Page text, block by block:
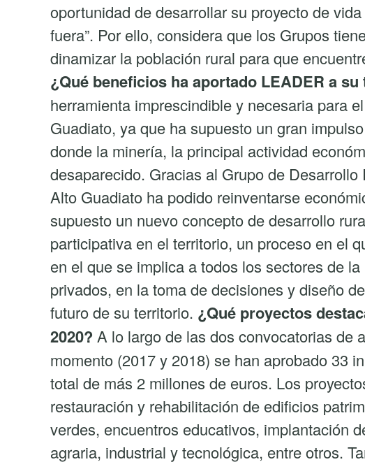
oportunidad de desarrollar su proyecto de
fuera”. Por ello, considera que los Grupos
dinamizar la población rural para que
¿Qué beneficios ha aportado LEADER a
herramienta imprescindible y necesaria para
Guadiato, ya que ha supuesto un gran
donde la minería, la principal actividad
desaparecido. Gracias al Grupo de
Alto Guadiato ha podido reinventarse
supuesto un nuevo concepto de desarrollo
participativa en el territorio, un proceso en el
en el que se implica a todos los sectores de
privados, en la toma de decisiones y diseño
futuro de su territorio. ¿Qué proyectos
2020? A lo largo de las dos convocatorias de
momento (2017 y 2018) se han aprobado 33
total de más 2 millones de euros. Los
restauración y rehabilitación de edificios
verdes, encuentros educativos, implantación
agraria, industrial y tecnológica, entre otros.